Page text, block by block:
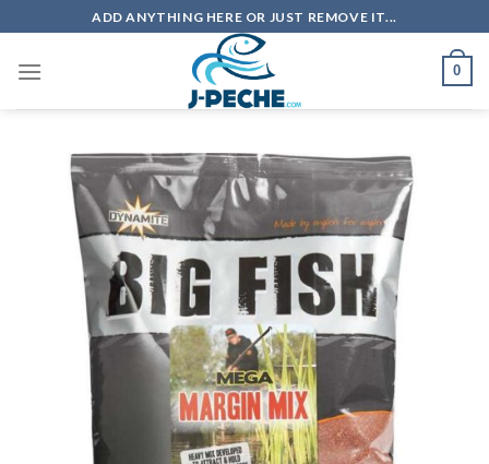
to
content
ADD ANYTHING HERE OR JUST REMOVE IT...
0